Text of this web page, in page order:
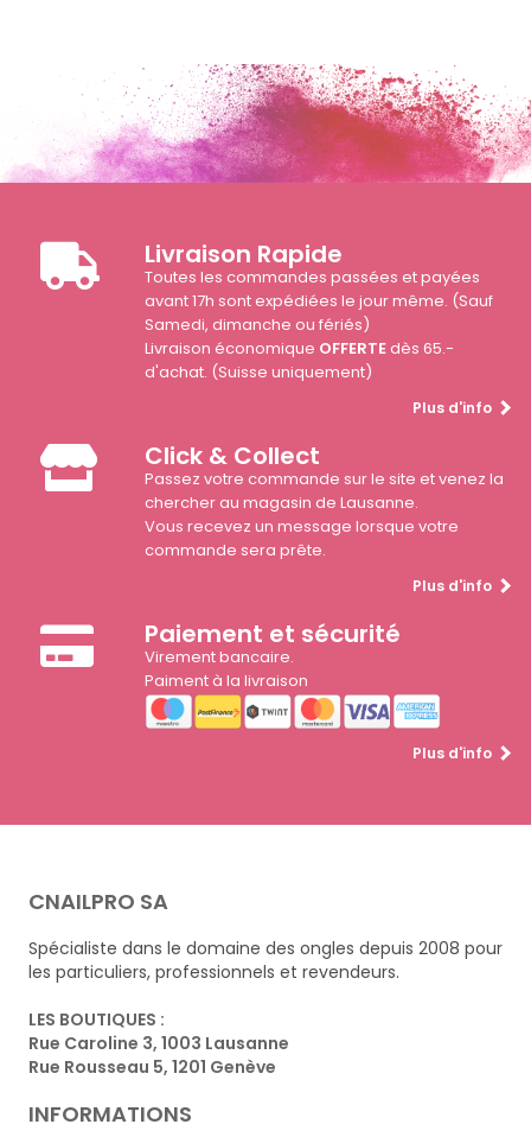
Livraison Rapide
Toutes les commandes passées et payées
avant 17h sont expédiées le jour même. (Sauf
Samedi, dimanche ou fériés)
Livraison économique OFFERTEdès 65.-
d'achat. (Suisse uniquement)
Plus d'info
Click & Collect
Passez votre commande sur le site et venez la
chercher au magasin de Lausanne.
Vous recevez un message lorsque votre
commande sera prête.
Plus d'info
Paiement et sécurité
Virement bancaire.
Paiment à la livraison
Plus d'info
CNAILPRO SA
Spécialiste dans le domaine des ongles depuis 2008 pour
les particuliers, professionnels et revendeurs.
LES BOUTIQUES :
Rue Caroline 3, 1003 Lausanne
Rue Rousseau 5, 1201 Genève
INFORMATIONS